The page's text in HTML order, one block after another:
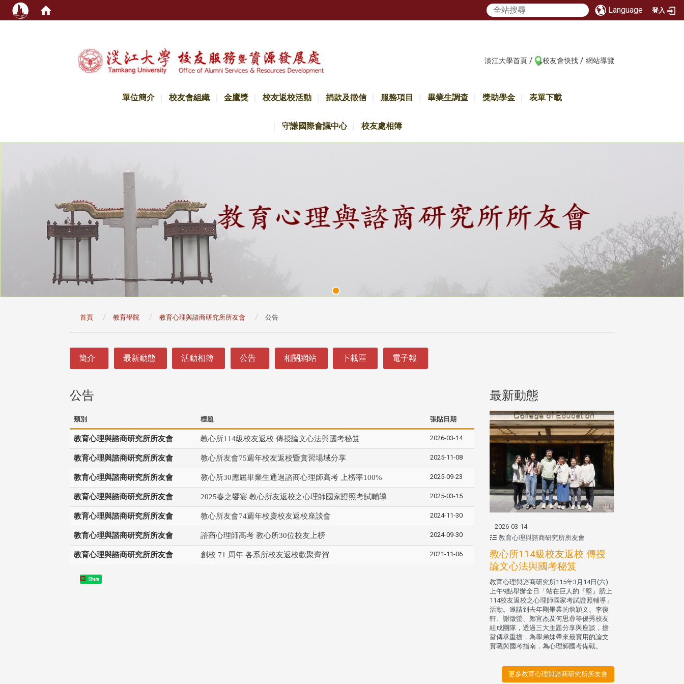
Language 登入
淡江大學首頁 / 校友會快找 / 網站導覽
單位簡介 校友會組織 金鷹獎 校友返校活動 捐款及徵信 服務項目 畢業生調查 獎助學金 表單下載
守謙國際會議中心 校友處相簿
首頁 教育學院 教育心理與諮商研究所所友會 公告
簡介 最新動態 活動相簿 公告 相關網站 下載區 電子報
公告
類別 標題 張貼日期
教育心理與諮商研究所所友會 教心所114級校友返校 傳授論文心法與國考秘笈 2026-03-14
教育心理與諮商研究所所友會 教心所友會75週年校友返校暨實習場域分享 2025-11-08
教育心理與諮商研究所所友會 教心所30應屆畢業生通過諮商心理師高考 上榜率100% 2025-09-23
教育心理與諮商研究所所友會 2025春之饗宴 教心所友返校之心理師國家證照考試輔導 2025-03-15
教育心理與諮商研究所所友會 教心所友會74週年校慶校友返校座談會 2024-11-30
教育心理與諮商研究所所友會 諮商心理師高考 教心所30位校友上榜 2024-09-30
教育心理與諮商研究所所友會 創校 71 周年 各系所校友返校歡聚齊賀 2021-11-06
Share
最新動態
2026-03-14
教育心理與諮商研究所所友會
教心所114級校友返校 傳授
論文心法與國考秘笈
教育心理與諮商研究所115年3月14日(六)
上午9點舉辦全日「站在巨人的『堅』膀上
114校友返校之心理師國家考試證照輔導」
活動。邀請到去年剛畢業的詹穎文、李復
軒、謝徵螢、鄭宜杰及何思蓉等優秀校友
組成團隊，透過三大主題分享與座談，擔
當傳承重擔，為學弟妹帶來最實用的論文
實戰與國考指南，為心理師國考備戰。
更多教育心理與諮商研究所所友會